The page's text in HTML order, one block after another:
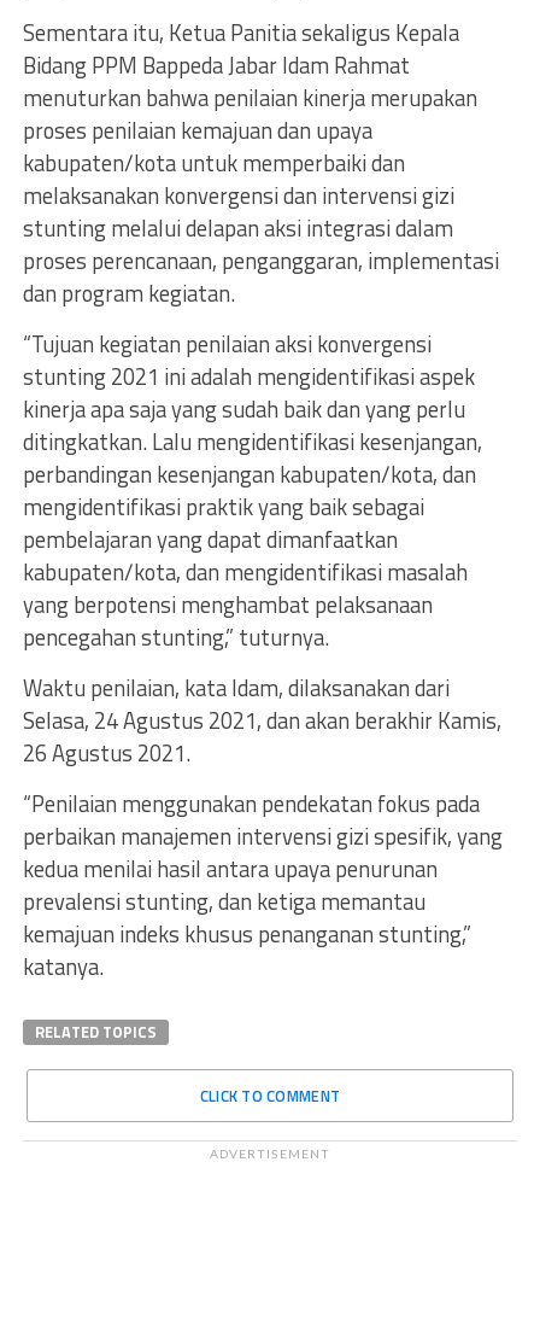
Sementara itu, Ketua Panitia sekaligus Kepala
Bidang PPM Bappeda Jabar Idam Rahmat
menuturkan bahwa penilaian kinerja merupakan
proses penilaian kemajuan dan upaya
kabupaten/kota untuk memperbaiki dan
melaksanakan konvergensi dan intervensi gizi
stunting melalui delapan aksi integrasi dalam
proses perencanaan, penganggaran, implementasi
dan program kegiatan.
“Tujuan kegiatan penilaian aksi konvergensi
stunting 2021 ini adalah mengidentifikasi aspek
kinerja apa saja yang sudah baik dan yang perlu
ditingkatkan. Lalu mengidentifikasi kesenjangan,
perbandingan kesenjangan kabupaten/kota, dan
mengidentifikasi praktik yang baik sebagai
pembelajaran yang dapat dimanfaatkan
kabupaten/kota, dan mengidentifikasi masalah
yang berpotensi menghambat pelaksanaan
pencegahan stunting,” tuturnya.
Waktu penilaian, kata Idam, dilaksanakan dari
Selasa, 24 Agustus 2021, dan akan berakhir Kamis,
26 Agustus 2021.
“Penilaian menggunakan pendekatan fokus pada
perbaikan manajemen intervensi gizi spesifik, yang
kedua menilai hasil antara upaya penurunan
prevalensi stunting, dan ketiga memantau
kemajuan indeks khusus penanganan stunting,”
katanya.
RELATED TOPICS
CLICK TO COMMENT
ADVERTISEMENT